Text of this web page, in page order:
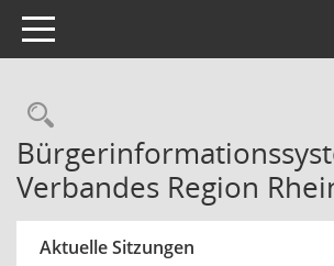
Toggle navigation
Rechercheauswahl
Verbandes Region
Aktuelle Sitzungen